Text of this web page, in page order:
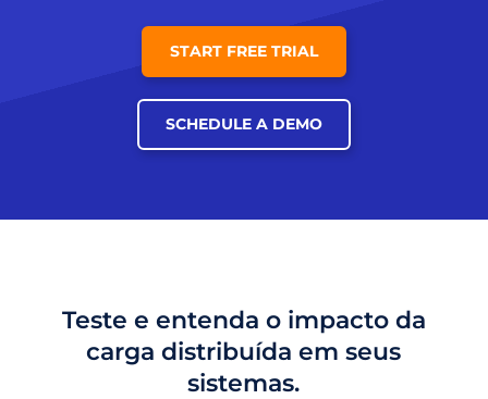
START FREE TRIAL
SCHEDULE A DEMO
Teste e entenda o impacto da
carga distribuída em seus
sistemas.